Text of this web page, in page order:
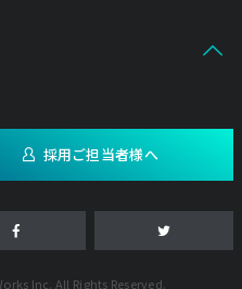
採用ご担当者様へ
Inc. All Rights Reserved.